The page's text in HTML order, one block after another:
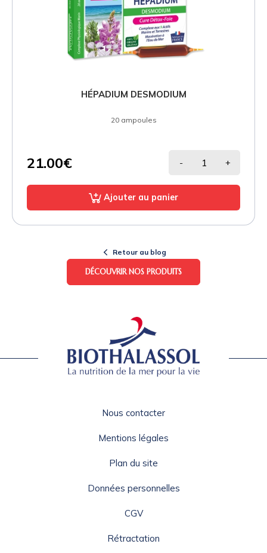
HÉPADIUM DESMODIUM
20 ampoules
21.00€ - +
Ajouter au panier
Retour au blog
DÉCOUVRIR NOS PRODUITS
Nous contacter
Mentions légales
Plan du site
Données personnelles
CGV
Rétractation